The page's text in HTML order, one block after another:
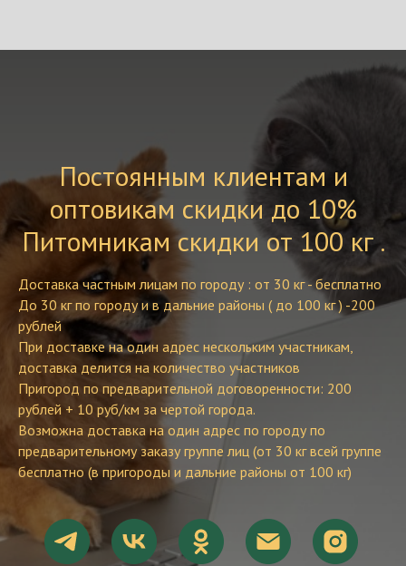
Постоянным клиентам и
оптовикам скидки до 10%
Питомникам скидки от 100 кг .
Доставка частным лицам по городу : от 30 кг - бесплатно
До 30 кг по городу и в дальние районы ( до 100 кг ) -200
рублей
При доставке на один адрес нескольким участникам,
доставка делится на количество участников
Пригород по предварительной договоренности: 200
рублей + 10 руб/км за чертой города.
Возможна доставка на один адрес по городу по
предварительному заказу группе лиц (от 30 кг всей группе
бесплатно (в пригороды и дальние районы от 100 кг)